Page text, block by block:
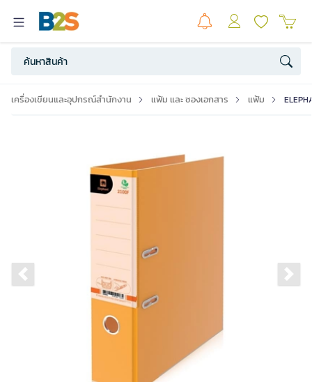
เครื่องเขียนและอุปกรณ์สำนักงาน แฟ้ม และ ซองเอกสาร แฟ้ม
Previous slide